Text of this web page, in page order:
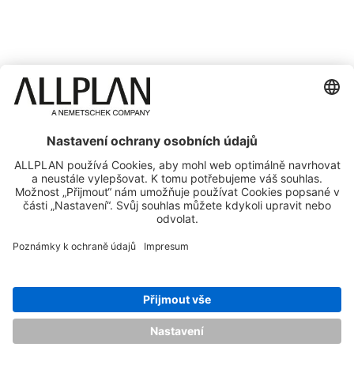
© ALLPLAN GmbH
ALLPLAN je součástí skupinyNemetschek Group